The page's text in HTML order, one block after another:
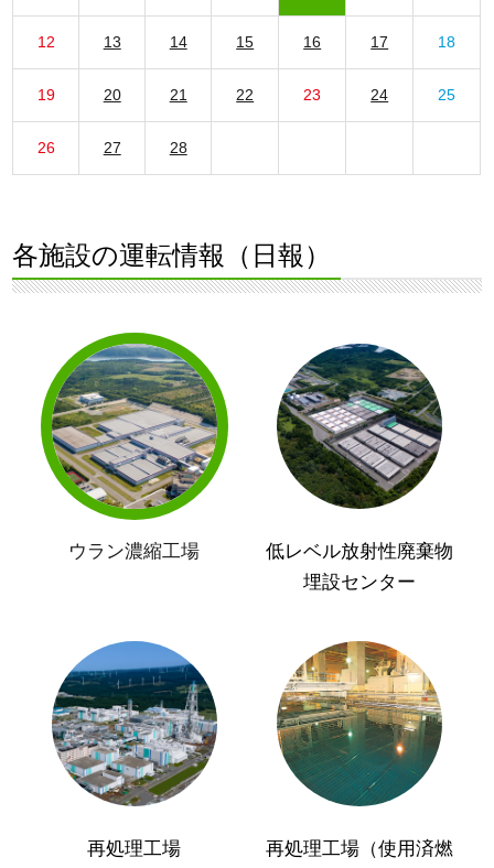
12 13 14 15 16 17 18
19 20 21 22 23 24 25
26 27 28
各施設の運転情報（日報）
ウラン濃縮工場
低レベル放射性廃棄物
埋設センター
再処理工場
再処理工場（使用済燃